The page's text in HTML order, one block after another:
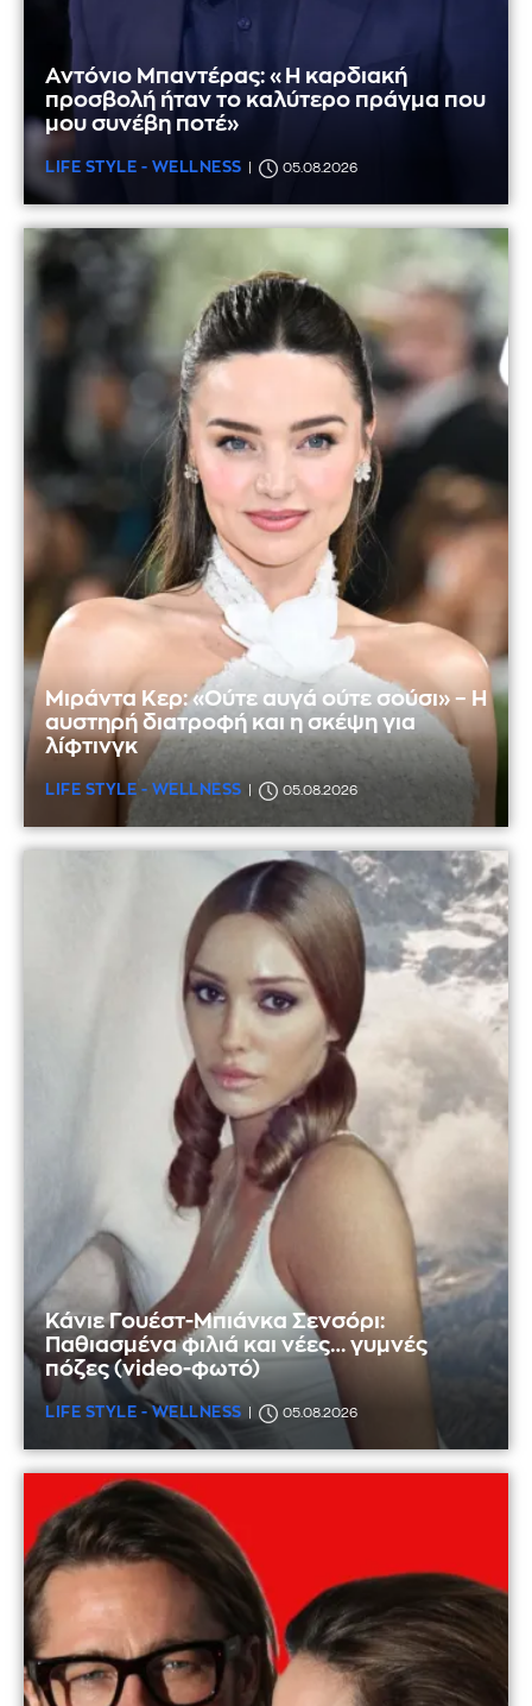
Αντόνιο Μπαντέρας: «Η καρδιακή
προσβολή ήταν το καλύτερο πράγμα που
μου συνέβη ποτέ»
LIFE STYLE - WELLNESS 05.08.2026
Μιράντα Κερ: «Ούτε αυγά ούτε σούσι» – Η
αυστηρή διατροφή και η σκέψη για
λίφτινγκ
LIFE STYLE - WELLNESS 05.08.2026
Κάνιε Γουέστ-Μπιάνκα Σενσόρι:
Παθιασμένα φιλιά και νέες… γυμνές
πόζες (video-φωτό)
LIFE STYLE - WELLNESS 05.08.2026